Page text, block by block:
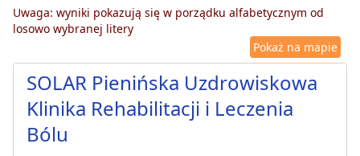
Uwaga: wyniki pokazują się w porządku alfabetycznym od
losowo wybranej litery
Pokaż na mapie
SOLAR Pienińska Uzdrowiskowa
Klinika Rehabilitacji i Leczenia
Bólu